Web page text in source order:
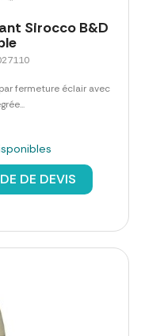
Sirocco B&D
fermeture éclair avec
DE DEVIS